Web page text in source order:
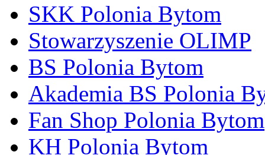
SKK Polonia Bytom
Stowarzyszenie OLIMP
BS Polonia Bytom
Akademia BS Polonia
Fan Shop Polonia Bytom
KH Polonia Bytom